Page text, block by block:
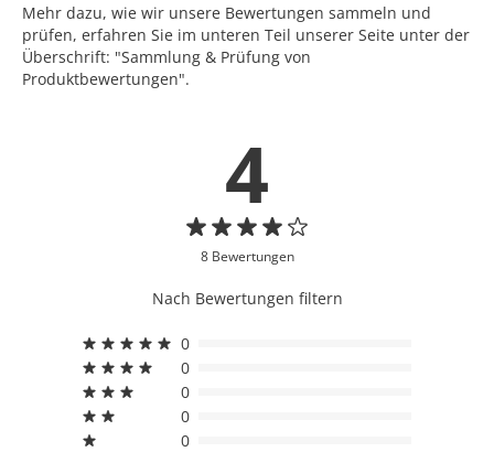
Mehr dazu, wie wir unsere Bewertungen sammeln und
prüfen, erfahren Sie im unteren Teil unserer Seite unter der
Überschrift: "Sammlung & Prüfung von
Produktbewertungen".
4
8 Bewertungen
Nach Bewertungen filtern
0
0
0
0
0